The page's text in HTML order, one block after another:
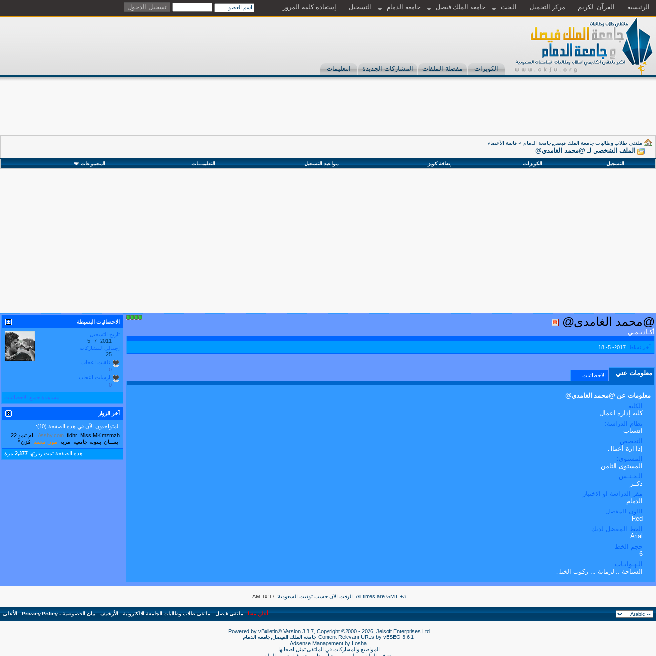
الرئيسية القرآن الكريم مركز التحميل البحث جامعة الملك فيصل جامعة الدمام التسجيل إستعادة كلمة المرور
الكويزات مفضلة الملفات المشاركات الجديدة التعليمات
ملتقى طلاب وطالبات جامعة الملك فيصل,جامعة الدمام > قائمة الأعضاء
الملف الشخصي لـ @محمد الغامدي@
التسجيل الكويزات إضافة كويز مواعيد التسجيل التعليمـــات المجموعات
@محمد الغامدي@
أكـاديـمـي
آخر نشاط:
معلومات عني الاحصائيات
معلومات عن @محمد الغامدي@
الكلية:
كلية إدارة اعمال
نظام الدراسة:
انتساب
التخصص:
إدآاارة أعمال
المستوى:
المستوى الثامن
الـجـنـس
ذكــر
مقر الدراسة او الاختبار
الدمام
اللون المفضل
Red
الخط المفضل لديك
Arial
حجم الخط
6
الـهـوايـات
السباحة ..الرماية ... ركوب الخيل
الاحصائيات البسيطة
تاريخ التسجيل
2011- 7- 5
إجمالي المشاركات
25
تلقيت اعجاب
0
ارسلت اعجاب
0
مشاهدة جميع الاحصائيات
آخر الزوار
المتواجدون الآن في هذه الصفحة (10):
Asshy.com fldhr Miss MK mzmzh
ام تيمو 22
ايمـــان بنتوته جامعيه مريه مون محمد
مُزن *
هذه الصفحة تمت زيارتها 2,377 مرة
All times are GMT +3. الوقت الآن حسب توقيت السعودية: 10:17 AM
أعلن معنا-ملتقى فيصل-ملتقى طلاب وطالبات الجامعة الالكترونية-الأرشيف-بيان الخصوصية - Privacy Policy -الأعلى
Powered by vBulletin® Version 3.8.7, Copyright ©2000 - 2026, Jelsoft Enterprises Ltd.
Content Relevant URLs by vBSEO 3.6.1
جامعة الملك الفيصل,جامعة الدمام
Adsense Management by Losha
المواضيع والمشاركات في الملتقى تمثل اصحابها.